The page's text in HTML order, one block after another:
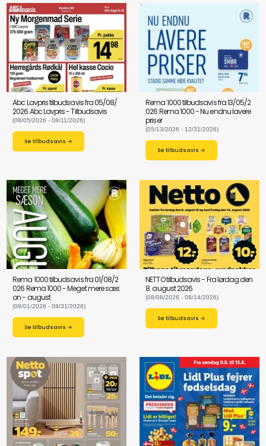
Abc Lavpris tilbudsavis fra 05/08/
2026 Abc Lavpris - Tilbudsavis
(08/05/2026 - 08/11/2026)
Se tilbudsavis →
Rema 1000 tilbudsavis fra 13/05/2
026 Rema 1000 - Nu endnu lavere
priser
(05/13/2026 - 12/31/2026)
Se tilbudsavis →
Rema 1000 tilbudsavis fra 01/08/2
026 Rema 1000 - Meget mere sæs
on - august
(08/01/2026 - 08/31/2026)
Se tilbudsavis →
NETTO tilbudsavis - Fra lørdag den
8. august 2026
(08/08/2026 - 08/14/2026)
Se tilbudsavis →